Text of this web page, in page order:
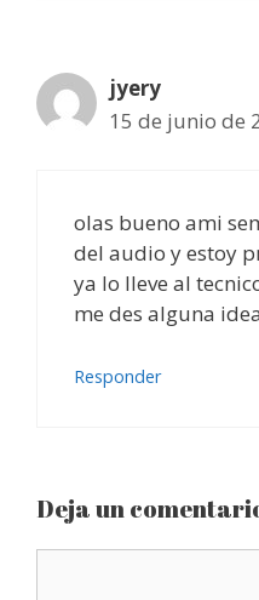
jyery
15 de junio de
olas bueno ami
del audio y estoy
ya lo lleve al
me des alguna idea
Responder
Deja un